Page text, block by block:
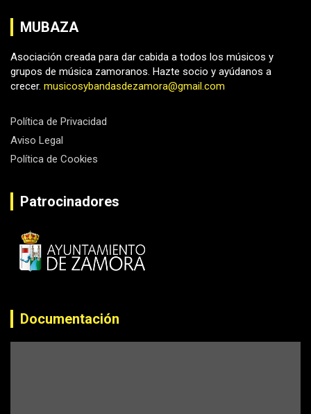
MUBAZA
Asociación creada para dar cabida a todos los músicos y
grupos de música zamoranos. Hazte socio y ayúdanos a
crecer. musicosybandasdezamora@gmail.com
Política de Privacidad
Aviso Legal
Política de Cookies
Patrocinadores
Documentación